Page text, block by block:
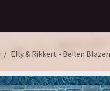
Elly & Rikkert - Bellen Blazen